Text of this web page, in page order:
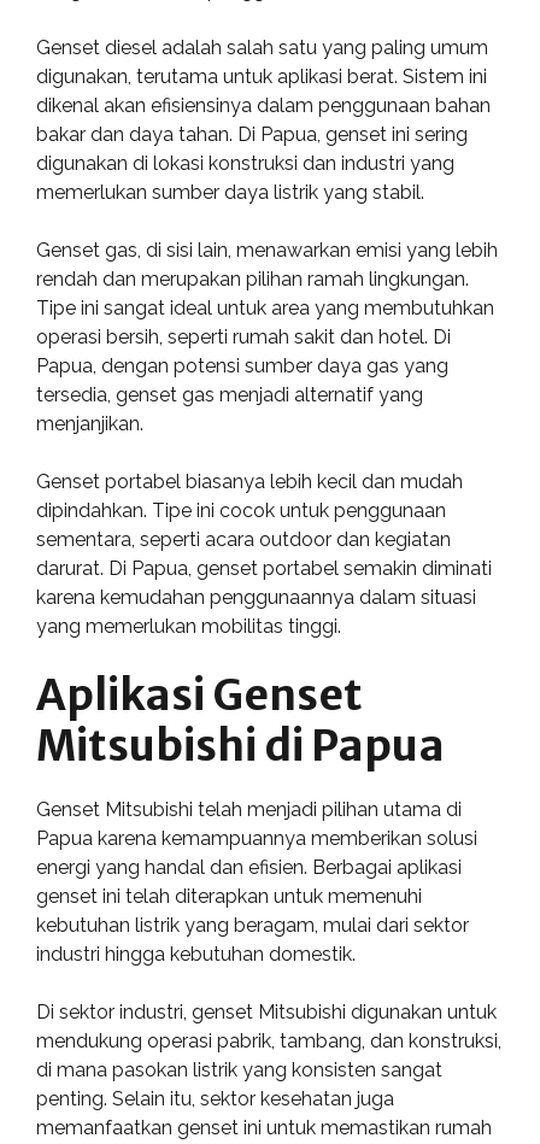
Genset diesel adalah salah satu yang paling umum
digunakan, terutama untuk aplikasi berat. Sistem ini
dikenal akan efisiensinya dalam penggunaan bahan
bakar dan daya tahan. Di Papua, genset ini sering
digunakan di lokasi konstruksi dan industri yang
memerlukan sumber daya listrik yang stabil.
Genset gas, di sisi lain, menawarkan emisi yang lebih
rendah dan merupakan pilihan ramah lingkungan.
Tipe ini sangat ideal untuk area yang membutuhkan
operasi bersih, seperti rumah sakit dan hotel. Di
Papua, dengan potensi sumber daya gas yang
tersedia, genset gas menjadi alternatif yang
menjanjikan.
Genset portabel biasanya lebih kecil dan mudah
dipindahkan. Tipe ini cocok untuk penggunaan
sementara, seperti acara outdoor dan kegiatan
darurat. Di Papua, genset portabel semakin diminati
karena kemudahan penggunaannya dalam situasi
yang memerlukan mobilitas tinggi.
Aplikasi Genset
Mitsubishi di Papua
Genset Mitsubishi telah menjadi pilihan utama di
Papua karena kemampuannya memberikan solusi
energi yang handal dan efisien. Berbagai aplikasi
genset ini telah diterapkan untuk memenuhi
kebutuhan listrik yang beragam, mulai dari sektor
industri hingga kebutuhan domestik.
Di sektor industri, genset Mitsubishi digunakan untuk
mendukung operasi pabrik, tambang, dan konstruksi,
di mana pasokan listrik yang konsisten sangat
penting. Selain itu, sektor kesehatan juga
memanfaatkan genset ini untuk memastikan rumah